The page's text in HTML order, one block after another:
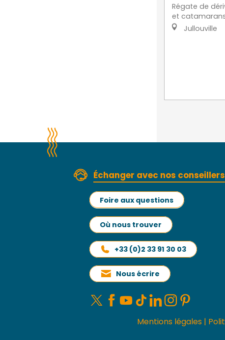
Régate de
et
Jullouville
Échanger avec nos conseillers
Foire aux questions
Où nous trouver
+33 (0)2 33 91 30 03
Nous écrire
Mentions légales |